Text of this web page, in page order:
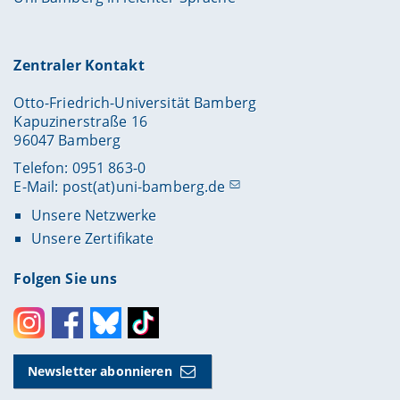
Zentraler Kontakt
Otto-Friedrich-Universität Bamberg
Kapuzinerstraße 16
96047 Bamberg
Telefon: 0951 863-0
E-Mail: post(at)uni-bamberg.de
Unsere Netzwerke
Unsere Zertifikate
Folgen Sie uns
InstagramFacebookBlueskyToktok
Newsletter abonnieren